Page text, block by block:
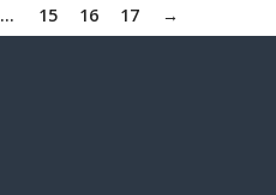
… 15 16 17 →